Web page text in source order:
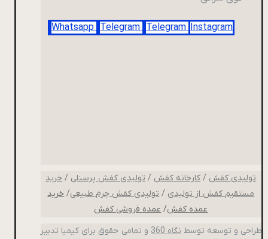
Whatsapp Telegram Telegram Instagram
تولیدی کفش / کارخانه کفش / تولیدی کفش پرسنلی / خرید
مستقیم کفش از تولیدی / تولیدی کفش چرم طبیعی/ خرید
عمده کفش/ عمده فروشی کفش
طراحی و توسعه توسط نگاه 360
و تمامی حقوق برای کیمیا تدبیر